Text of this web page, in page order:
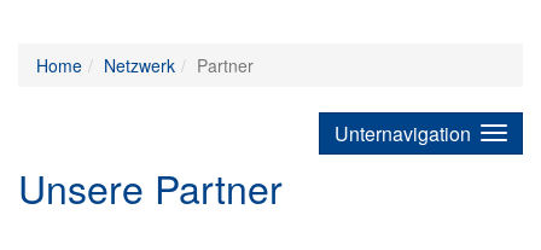
Home Netzwerk Partner
Unternavigation
Unsere Partner